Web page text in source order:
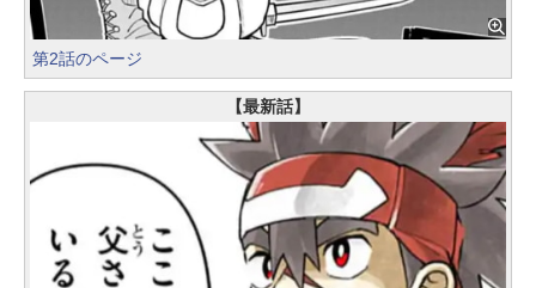
第2話のページ
【最新話】